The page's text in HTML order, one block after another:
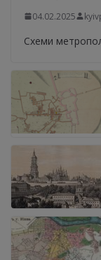
04.02.2025
Схеми